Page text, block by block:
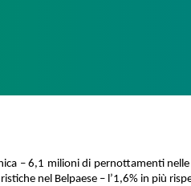
– 6,1 milioni di pernottamenti
nel Belpaese – l’1,6% in più